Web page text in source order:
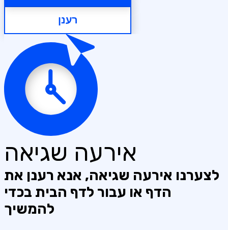
רענן
אירעה שגיאה
לצערנו אירעה שגיאה, אנא רענן את
הדף או עבור לדף הבית בכדי
להמשיך